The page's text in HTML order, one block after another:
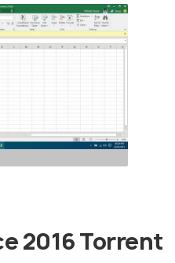
2016 Torrent